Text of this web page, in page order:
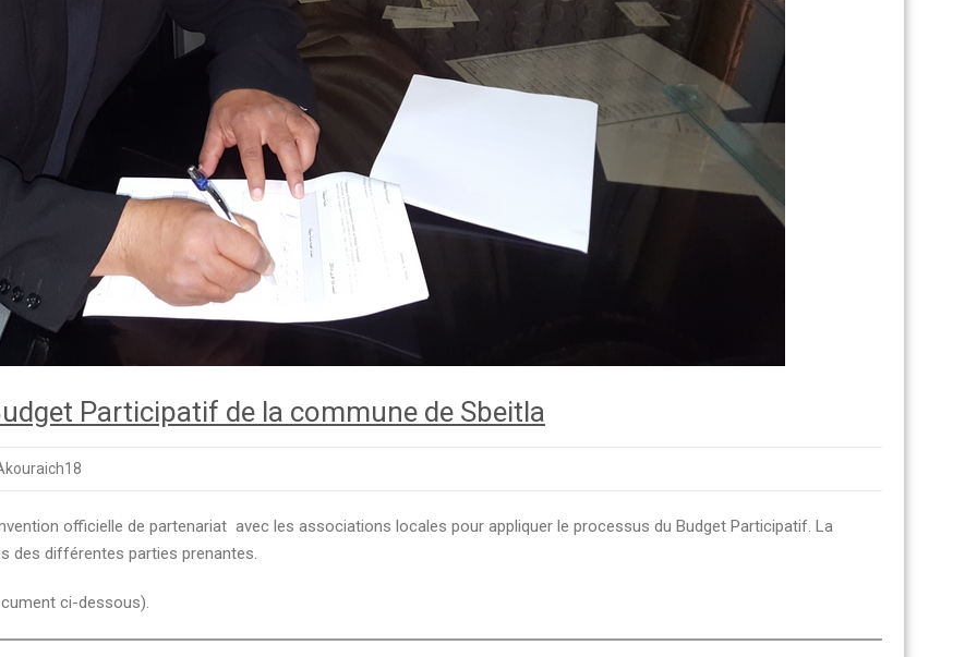
Participatif de la commune de Sbeitla
officielle de partenariat avec les associations locales pour appliquer le processus du Budget Participatif. La
des différentes parties prenantes.
ci-dessous).